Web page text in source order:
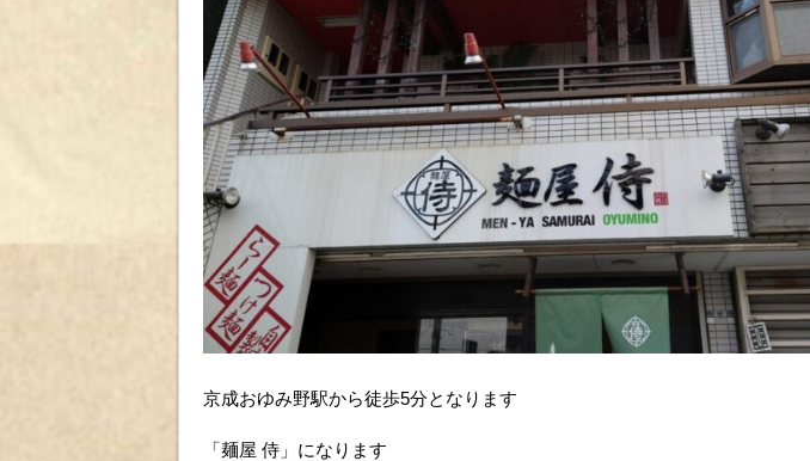
京成おゆみ野駅から徒歩5分となります
「麺屋 侍」になります